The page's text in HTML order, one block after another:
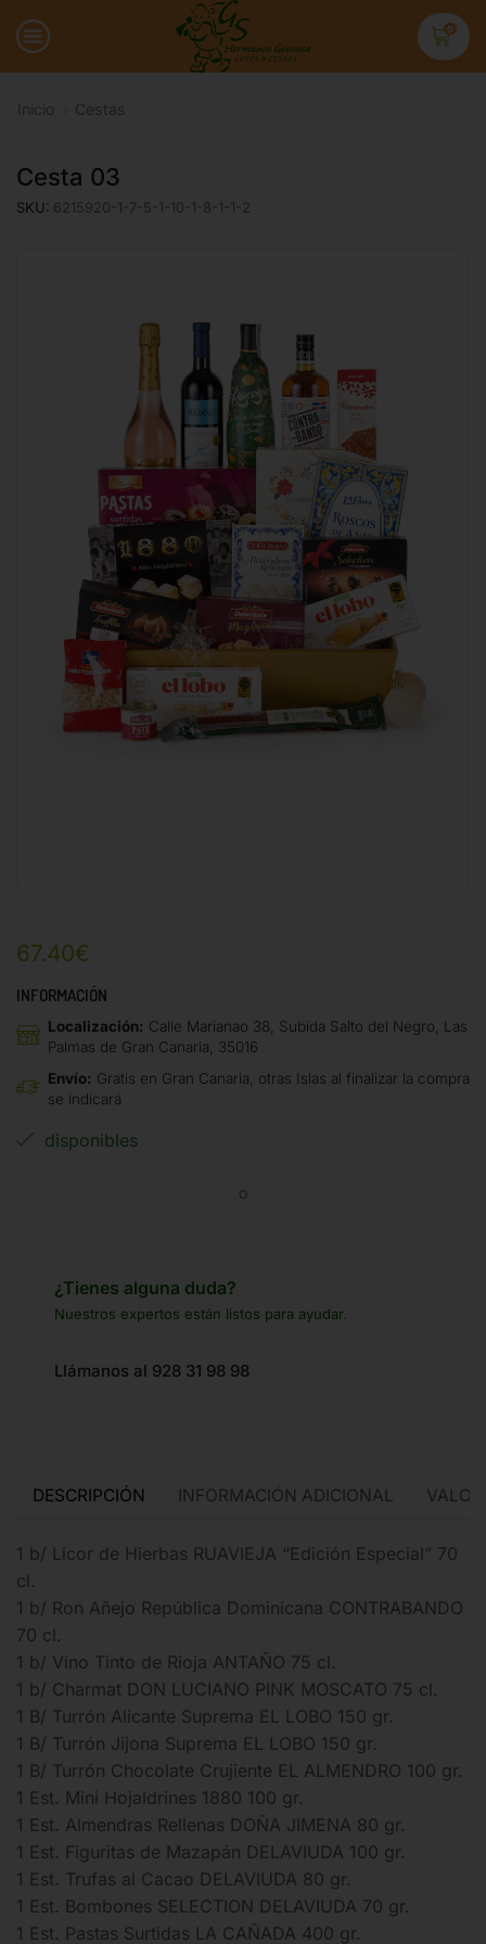
0
Inicio Cestas
Cesta 03
SKU: 6215920-1-7-5-1-10-1-8-1-1-2
67.40€
INFORMACIÓN
Localización: Calle Marianao 38, Subida Salto del Negro, Las
Palmas de Gran Canaria, 35016
Envío: Gratis en Gran Canaria, otras Islas al finalizar la compra
se indicará
disponibles
O
¿Tienes alguna duda?
Nuestros expertos están listos para ayudar.
Llámanos al 928 31 98 98
DESCRIPCIÓN INFORMACIÓN ADICIONAL
1 b/ Licor de Hierbas RUAVIEJA “Edición Especial” 70
cl.
1 b/ Ron Añejo República Dominicana CONTRABANDO
70 cl.
1 b/ Vino Tinto de Rioja ANTAÑO 75 cl.
1 b/ Charmat DON LUCIANO PINK MOSCATO 75 cl.
1 B/ Turrón Alicante Suprema EL LOBO 150 gr.
1 B/ Turrón Jijona Suprema EL LOBO 150 gr.
1 B/ Turrón Chocolate Crujiente EL ALMENDRO 100 gr.
1 Est. Mini Hojaldrines 1880 100 gr.
1 Est. Almendras Rellenas DOÑA JIMENA 80 gr.
1 Est. Figuritas de Mazapán DELAVIUDA 100 gr.
1 Est. Trufas al Cacao DELAVIUDA 80 gr.
1 Est. Bombones SELECTION DELAVIUDA 70 gr.
1 Est. Pastas Surtidas LA CAÑADA 400 gr.